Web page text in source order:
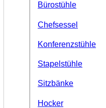
Bürostühle
Chefsessel
Konferenzstühle
Stapelstühle
Sitzbänke
Hocker